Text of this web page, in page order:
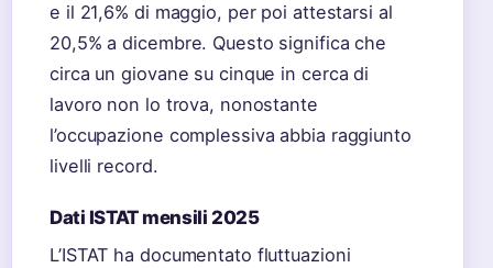
e il 21,6% di maggio, per poi attestarsi al
20,5% a dicembre. Questo significa che
circa un giovane su cinque in cerca di
lavoro non lo trova, nonostante
l’occupazione complessiva abbia raggiunto
livelli record.
Dati ISTAT mensili 2025
L’ISTAT ha documentato fluttuazioni